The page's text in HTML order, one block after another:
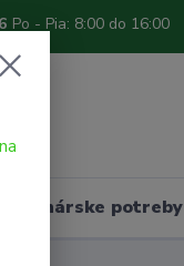
Po - Pia: 8:00 do 16:00
Vinárske potreby